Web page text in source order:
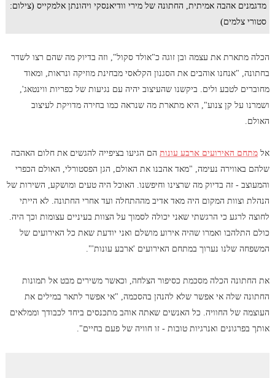
מדגמנים אהבה אמיתית, החתונה של מירי וודיאנסקי ויהונתן אלמקייס (צילום:
סטורי צלמים)
הכלה מתארת את עצמה ובן זוגה כ"אולד סקול", וזה בדיוק מה שהם רצו לשדר
בחתונה, "אנחנו אוהבים את הסגנון הקלאסי מבחינת מוזיקה ונראות, ומאוד
מחוברים לטבע ולים. ביקשנו שהעיצוב יהיה עם נגיעות של כפריות ווינטאג',
ושמרנו על קן צנוע", היא מתארת מה שנראה כמו בחירה מדויקת לעיצוב
האולם.
אל מתחם האירועים ארבע עונותהם הגיעו בציפייה להגשים את חלום האהבה
שלהם באווירה נעימה, "מאד אהבנו את האולם, הגן הפסטורלי, האולם הכפרי
והמעוצב - זה בדיוק מה שרצינו וחיפשנו. האוכל היה טעים ומושקע, השירות של
הנהלת וצוות המקום היה מאד אדיב מההתחלה ועד אחרי החתונה. לא הייתי
לחוצה לרגע כי הרגשתי שאני יכולה לסמוך על הצוות בעיניים עצומות וכך היה.
כולם התלהבו ואמרו שהיה אירוע מושלם ואני יודעת שאת כל האירועים של
המשפחה שלנו נערוך במתחם האירועים 'ארבע עונות'".
את החתונה הכלה מסכמת כסיפור הצלחה, וכאשר משירים מבט אל תמונות
החתונה שלה אי אפשר שלא להנהן בהסכמה, "אי אפשר לתאר במילים את
העוצמה של החוויה. כל האנשים שאתה אוהב מתכנסים ביחד לכבודך וממלאים
אותך בפרגונים ואנרגיות טובות - זו חוויה של פעם בחיים".